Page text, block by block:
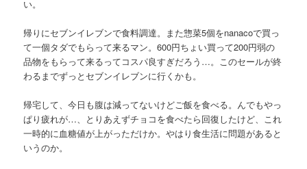
い。
帰りにセブンイレブンで食料調達。また惣菜5個をnanacoで買っ
て一個タダでもらって来るマン。600円ちょい買って200円弱の
品物をもらって来るってコスパ良すぎだろう…。このセールが終
わるまでずっとセブンイレブンに行くかも。
帰宅して、今日も腹は減ってないけどご飯を食べる。んでもやっ
ぱり疲れが…、とりあえずチョコを食べたら回復したけど、これ
一時的に血糖値が上がっただけか。やはり食生活に問題があると
いうのか。